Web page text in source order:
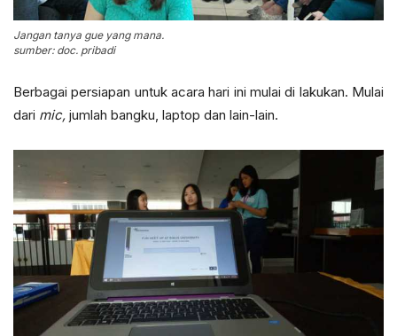
Jangan tanya gue yang mana.
sumber: doc. pribadi
Berbagai persiapan untuk acara hari ini mulai di lakukan. Mulai
dari mic, jumlah bangku, laptop dan lain-lain.